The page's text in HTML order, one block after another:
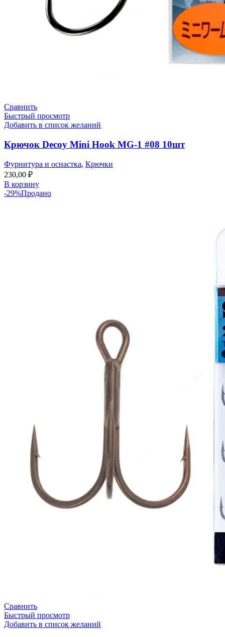
Сравнить
Быстрый просмотр
Добавить в список желаний
Крючок Decoy Mini Hook MG-1 #08 10шт
Фурнитура и оснастка, Крючки
230,00 ₽
В корзину
-29%Продано
Сравнить
Быстрый просмотр
Добавить в список желаний